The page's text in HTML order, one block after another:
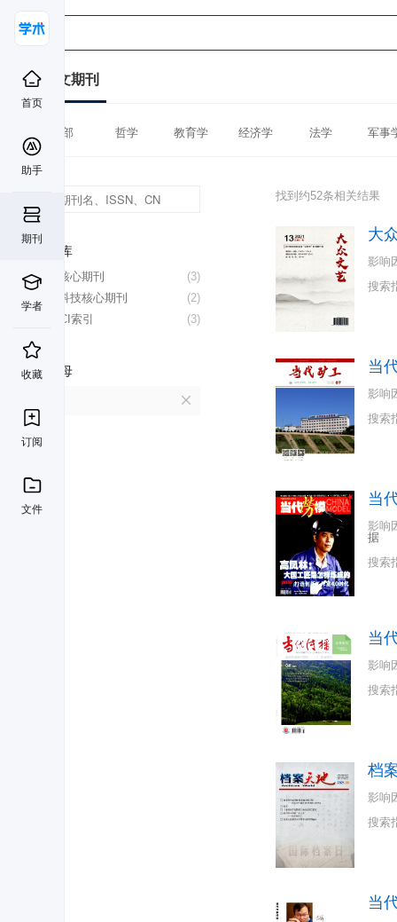
首页
助手
期刊
学者
收藏
订阅
文件
中文期刊
全部 哲学 教育学 经济学 法学 军事
数据库
(3)
北大核心期刊
(2)
中国科技核心期刊
(3)
CSSCI索引
首字母
找到约52条相关结果
大
影响
搜索
当
影响
搜索
当
影响
据
搜索
当
影响
搜索
档
影响
搜索
当